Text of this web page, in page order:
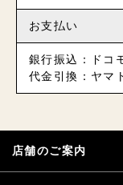
お支払い
銀行振込：ドコ
代金引換：ヤマ
店舗のご案内